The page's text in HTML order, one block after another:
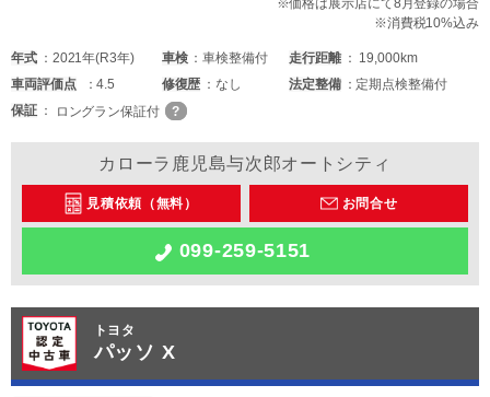
※価格は展示店にて8月登録の場合
※消費税10%込み
年式 2021年(R3年) 車検 車検整備付 走行距離
19,000km
車両評価点 4.5 修復歴 なし 法定整備
定期点検整備付
保証
ロングラン保証付
カローラ鹿児島与次郎オートシティ
見積依頼（無料） お問合せ
099-259-5151
トヨタ
パッソ X